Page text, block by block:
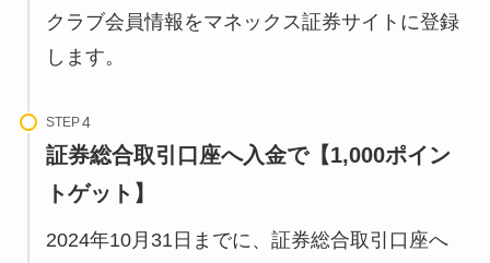
クラブ会員情報をマネックス証券サイトに登録
します。
STEP
証券総合取引口座へ入金で【1,000ポイン
トゲット】
2024年10月31日までに、証券総合取引口座へ